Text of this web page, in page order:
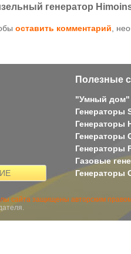
генератор
оставить комментарий,
Полезные
"Умный дом"
Генераторы
Генераторы
Генераторы
Генераторы
Газовые
Генераторы
сайта защищены авторским